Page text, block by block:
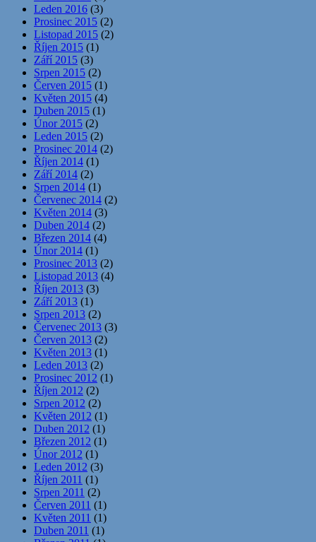
Leden 2016 (3)
Prosinec 2015 (2)
Listopad 2015 (2)
Říjen 2015 (1)
Září 2015 (3)
Srpen 2015 (2)
Červen 2015 (1)
Květen 2015 (4)
Duben 2015 (1)
Únor 2015 (2)
Leden 2015 (2)
Prosinec 2014 (2)
Říjen 2014 (1)
Září 2014 (2)
Srpen 2014 (1)
Červenec 2014 (2)
Květen 2014 (3)
Duben 2014 (2)
Březen 2014 (4)
Únor 2014 (1)
Prosinec 2013 (2)
Listopad 2013 (4)
Říjen 2013 (3)
Září 2013 (1)
Srpen 2013 (2)
Červenec 2013 (3)
Červen 2013 (2)
Květen 2013 (1)
Leden 2013 (2)
Prosinec 2012 (1)
Říjen 2012 (2)
Srpen 2012 (2)
Květen 2012 (1)
Duben 2012 (1)
Březen 2012 (1)
Únor 2012 (1)
Leden 2012 (3)
Říjen 2011 (1)
Srpen 2011 (2)
Červen 2011 (1)
Květen 2011 (1)
Duben 2011 (1)